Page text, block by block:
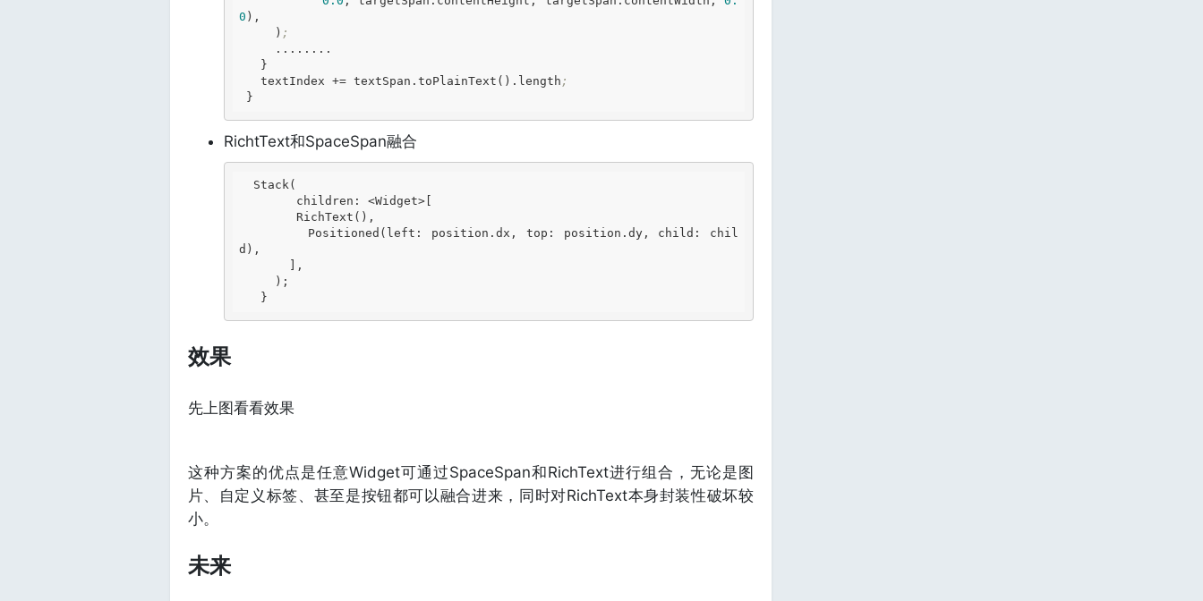
0 ),
     )
;
   textIndex += textSpan
.toPlainText () .length ;
RichtText和SpaceSpan融合
Stack(
RichText() ,
Positioned(left: position.dx, top: position.dy, child: chil
d) ,
     )
;
效果
先上图看看效果
这种方案的优点是任意Widget可通过SpaceSpan和RichText进行组合，无论是图
片、自定义标签、甚至是按钮都可以融合进来，同时对RichText本身封装性破坏较
小。
未来